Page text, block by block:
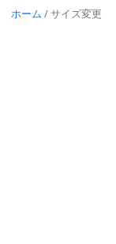
ホーム /サイズ変更